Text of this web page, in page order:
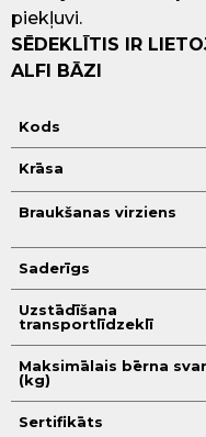
piekļuvi.
SĒDEKLĪTIS IR
ALFI BĀZI
Kods
Krāsa
Braukšanas virziens
Saderīgs
Uzstādīšana
transportlīdzeklī
Maksimālais bērna
(kg)
Sertifikāts